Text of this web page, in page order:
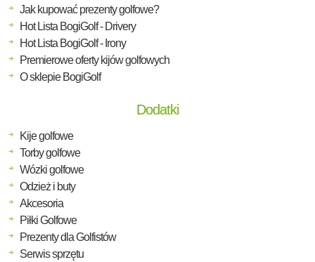
Jak kupować prezenty golfowe?
Hot Lista BogiGolf - Drivery
Hot Lista BogiGolf - Irony
Premierowe oferty kijów golfowych
O sklepie BogiGolf
Dodatki
Kije golfowe
Torby golfowe
Wózki golfowe
Odzież i buty
Akcesoria
Piłki Golfowe
Prezenty dla Golfistów
Serwis sprzętu